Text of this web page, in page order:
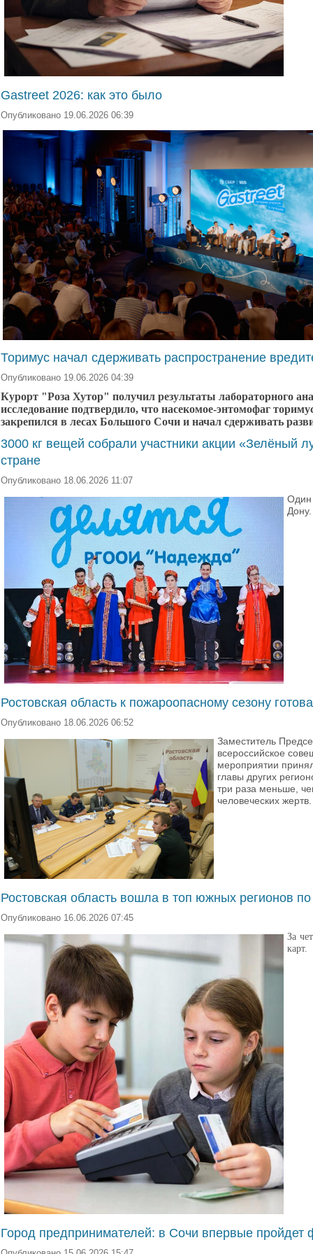
Gastreet 2026: как это было
Опубликовано 19.06.2026 06:39
Торимус начал сдерживать распространение
Опубликовано 19.06.2026 04:39
Курорт "Роза Хутор" получил результаты лабораторного
исследование подтвердило, что насекомое-энтомофаг
закрепился в лесах Большого Сочи и начал сдерживать
3000 кг вещей собрали участники акции «Зелёный
стране
Опубликовано 18.06.2026 11:07
Дону.
Ростовская область к пожароопасному сезону готова
Опубликовано 18.06.2026 06:52
Заместитель
всероссийское
мероприятии
главы других
три раза меньше,
человеческих жертв.
Ростовская область вошла в топ южных регионов
Опубликовано 16.06.2026 07:45
За
карт.
Город предпринимателей: в Сочи впервые пройдет